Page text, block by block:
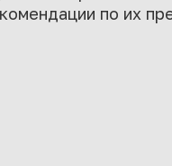
по их